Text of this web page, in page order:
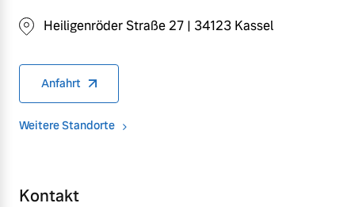
Heiligenröder Straße 27 | 34123 Kassel
Anfahrt
Weitere Standorte
Kontakt